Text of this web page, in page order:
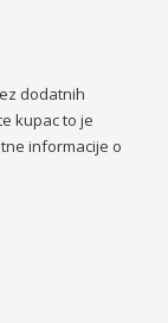
dodatnih
kupac to je
informacije o